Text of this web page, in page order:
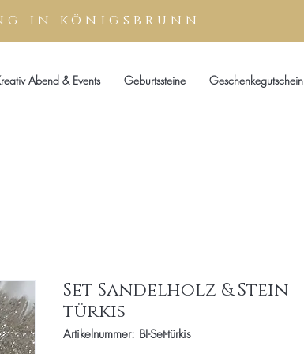
Abend & Events Geburtssteine Geschenkegutschein
in königsbrunn
Set Sandelholz & Stein
türkis
Artikelnummer: BI-Set-türkis